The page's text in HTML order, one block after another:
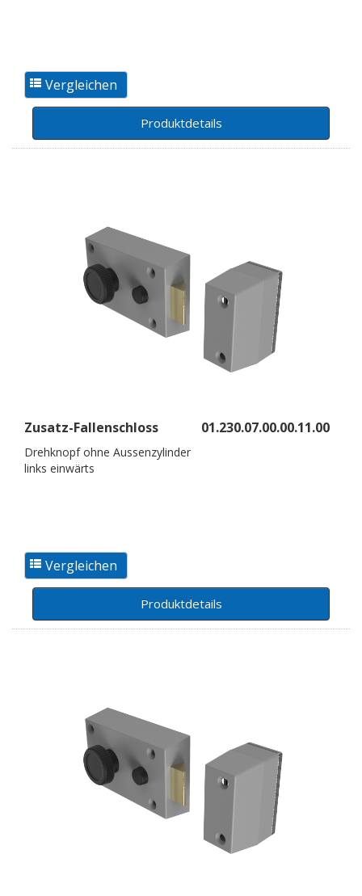
Produktdetails
Zusatz-Fallenschloss 01.230.07.00.00.11.00
Drehknopf ohne Aussenzylinder
links einwärts
Produktdetails